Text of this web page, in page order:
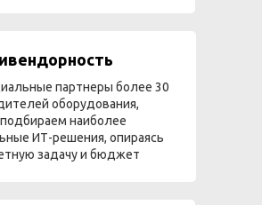
партнеры более 30
оборудования,
наиболее
ИТ-решения, опираясь
задачу и бюджет